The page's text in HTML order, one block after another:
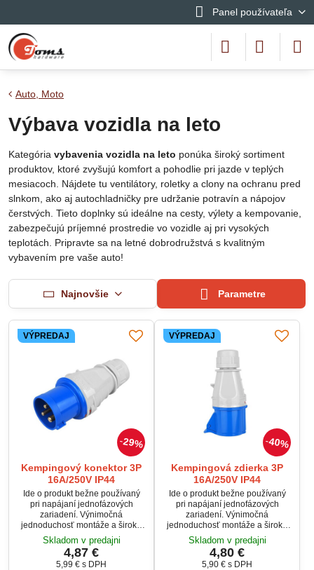
Panel používateľa
Auto, Moto
Výbava vozidla na leto
Kategória vybavenia vozidla na leto ponúka široký sortiment
produktov, ktoré zvyšujú komfort a pohodlie pri jazde v teplých
mesiacoch. Nájdete tu ventilátory, roletky a clony na ochranu pred
slnkom, ako aj autochladničky pre udržanie potravín a nápojov
čerstvých. Tieto doplnky sú ideálne na cesty, výlety a kempovanie,
zabezpečujú príjemné prostredie vo vozidle aj pri vysokých
teplotách. Pripravte sa na letné dobrodružstvá s kvalitným
vybavením pre vaše auto!
Najnovšie Parametre
29%
VÝPREDAJ
Kempingový konektor 3P
16A/250V IP44
Ide o produkt bežne používaný
pri napájaní jednofázových
zariadení. Výnimočná
jednoduchosť montáže a široká
aplikácia sú hlavnými výhodami
tohto produktu.
Skladom v predajni
4,87 €
5,99 € s DPH
40%
VÝPREDAJ
Kempingová zdierka 3P
16A/250V IP44
Ide o produkt bežne používaný
pri napájaní jednofázových
zariadení. Výnimočná
jednoduchosť montáže a široká
aplikácia sú hlavnými výhodami
tohto produktu.
Skladom v predajni
4,80 €
5,90 € s DPH